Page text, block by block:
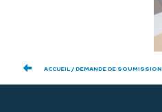
ACCUEIL DEMANDE DE SOUMISSION